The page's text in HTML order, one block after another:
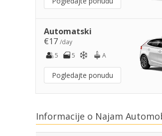
Automatski
€17 /day
5
5 A
Pogledajte ponudu
Informacije o Najam